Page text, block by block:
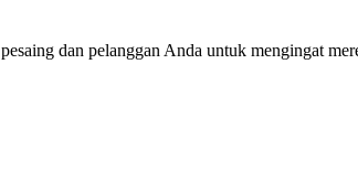
dan pelanggan Anda untuk mengingat